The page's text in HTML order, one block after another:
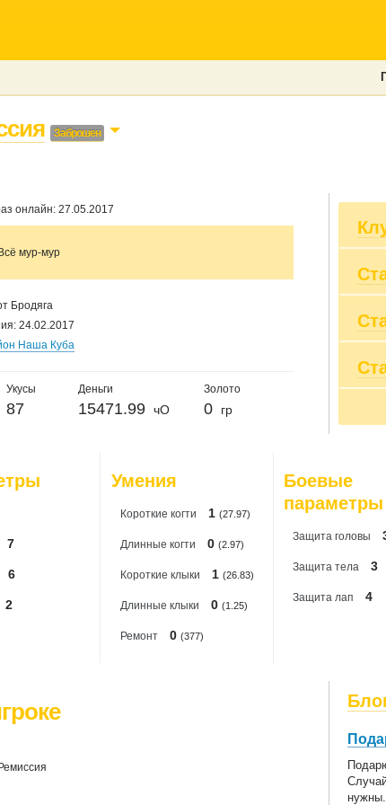
Заброшен
онлайн: 27.05.2017
Всё мур-мур
Бродяга
24.02.2017
Наша Куба
Укусы
87
Деньги
15471.99 чО
Золото
0 гр
7
6
2
Умения
Короткиe когти 1 (27.97)
Длинные когти 0 (2.97)
Короткие клыки 1 (26.83)
Длинные клыки 0 (1.25)
Ремонт 0 (377)
Боевые
параметры
Защита головы
Защита тела 3
Защита лап 4
нужны.